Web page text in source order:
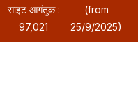
साइट आगंतुक :
97,021
(from
25/9/2025)